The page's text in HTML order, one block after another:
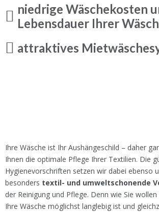
niedrige Wäschekosten
Lebensdauer Ihrer
attraktives
Ihre Wäsche ist Ihr Aushängeschild – daher
Ihnen die optimale Pflege Ihrer Textilien. Die
Hygienevorschriften setzen wir dabei ebenso
besonders textil- und umweltschonende
der Reinigung und Pflege. Denn wie Sie
Ihre Wäsche möglichst langlebig ist und